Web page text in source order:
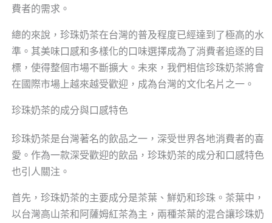
費者的需求。
總的來說，珍珠奶茶在台灣的普及程度已經達到了極高的水
準。其美味口感和多樣化的口味選擇成為了消費者追逐的目
標，使得整個市場不斷擴大。未來，我們相信珍珠奶茶將會
在國際市場上越來越受歡迎，成為台灣的文化名片之一。
珍珠奶茶的成分與口感特色
珍珠奶茶是台灣著名的飲品之一，深受世界各地消費者的喜
愛。作為一款深受歡迎的飲品，珍珠奶茶的成分和口感特色
也引人關注。
首先，珍珠奶茶的主要成分是茶葉、鮮奶和珍珠。茶葉中，
以台灣高山茶和阿薩姆紅茶為主，兩種茶葉的混合讓珍珠奶